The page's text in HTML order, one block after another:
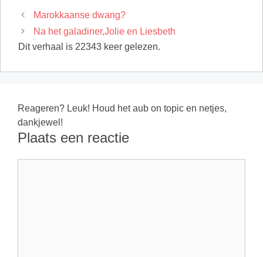
Marokkaanse dwang?
Na het galadiner,Jolie en Liesbeth
Dit verhaal is 22343 keer gelezen.
Reageren? Leuk! Houd het aub on topic en netjes,
dankjewel!
Plaats een reactie